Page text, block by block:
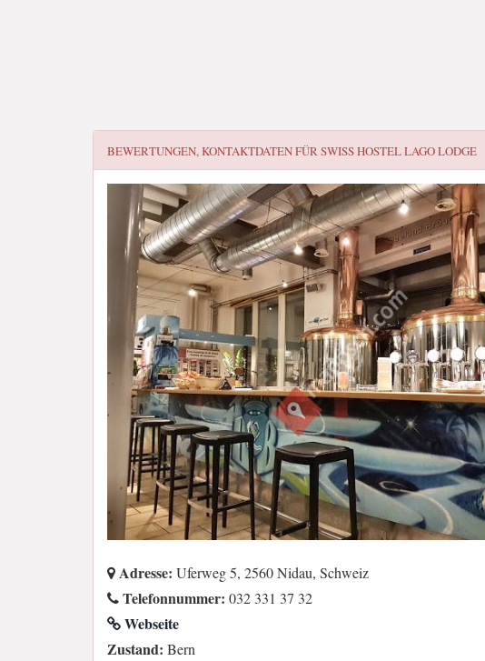
BEWERTUNGEN, KONTAKTDATEN FÜRSWISS HOSTEL LAGO LODGE
Adresse: Uferweg 5, 2560 Nidau, Schweiz
Telefonnummer: 032 331 37 32
Webseite
Zustand: Bern